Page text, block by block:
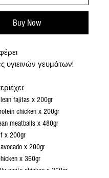
Buy Now
υγιεινών γευμάτων!
fajitas x 200gr
chicken x 200gr
meatballs x 480gr
x 200gr
x 200gr
x 360gr
pesto chicken x 360gr